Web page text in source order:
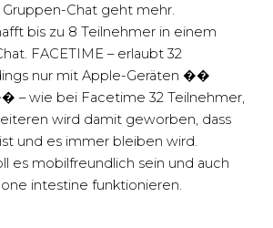
Gruppen-Chat geht mehr.
bis zu 8 Teilnehmer in einem
FACETIME – erlaubt 32
nur mit Apple-Geräten ��
– wie bei Facetime 32 Teilnehmer,
wird damit geworben, dass
und es immer bleiben wird.
es mobilfreundlich sein und auch
intestine funktionieren.